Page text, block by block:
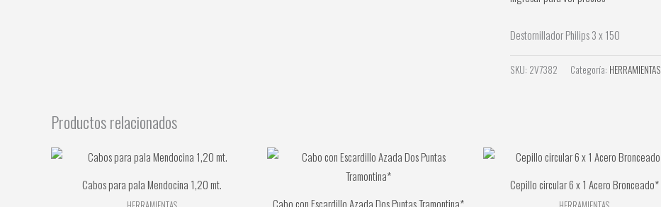
Destornillador Philips 3 x 150
SKU: 2V7382 Categoría: HERRAMIENTAS
Productos relacionados
Cabos para pala Mendocina 1,20 mt.
Cabo con Escardillo Azada Dos Puntas Tramontina*
Cepillo circular 6 x 1 Acero Bronceado*